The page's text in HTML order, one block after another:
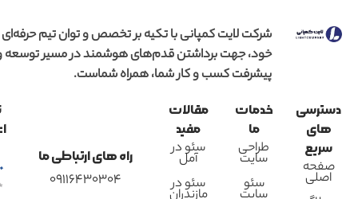
شرکت لایت کمپانی با تکیه بر تخصص و توان تیم حرفه‌ای
خود، جهت برداشتن قدم‌های هوشمند در مسیر توسعه
پیشرفت کسب و کار شما، همراه شماست.
دسترسی
های
سریع
صفحه
اصلی
خدمات
ما
طراحی
سایت
سئو
مقالات
مفید
سئو در
آمل
سئو در
راه های ارتباطی ما
09116430304